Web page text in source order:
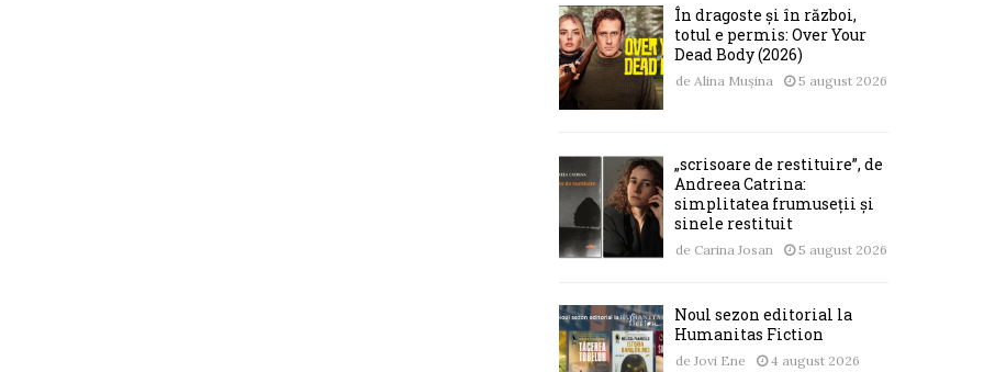
În dragoste și în război,
totul e permis: Over Your
Dead Body (2026)
de Alina Mușina 5 august 2026
„scrisoare de restituire”, de
Andreea Catrina:
simplitatea frumuseții și
sinele restituit
de Carina Josan 5 august 2026
Noul sezon editorial la
Humanitas Fiction
de Jovi Ene 4 august 2026